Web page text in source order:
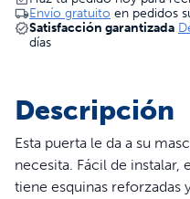
Envío gratuito en pedidos
Satisfacción garantizada
días
Descripción
Esta puerta le da a su
necesita. Fácil de
tiene esquinas reforzadas